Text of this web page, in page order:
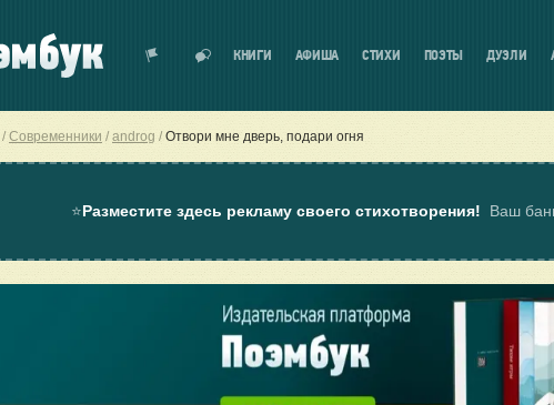
КНИГИ АФИША СТИХИ ПОЭТЫ ДУЭЛИ
Современники androg Отвори мне дверь, подари огня
⭐Разместите здесь рекламу своего стихотворения! Ваш